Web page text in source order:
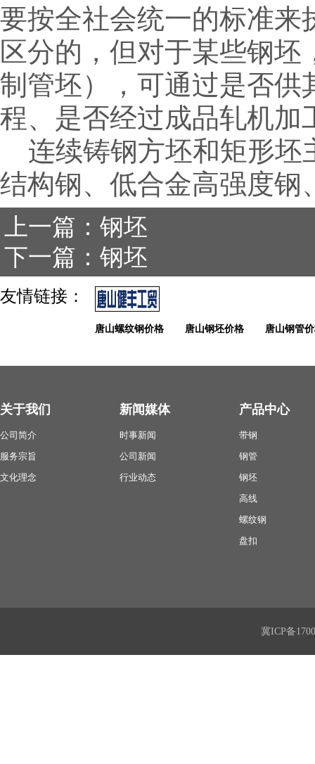
要按全社会统一的标准来
区分的，但对于某些钢
制管坯），可通过是否供
程、是否经过成品轧机加
连续铸钢方坯和矩形坯
结构钢、低合金高强度钢
上一篇：钢坯
下一篇：钢坯
友情链接：
唐山螺纹钢价格 唐山钢坯价格 唐山钢管
关于我们
公司简介
服务宗旨
文化理念
新闻媒体
时事新闻
公司新闻
行业动态
产品中心
带钢
钢管
钢坯
高线
螺纹钢
盘扣
冀ICP备